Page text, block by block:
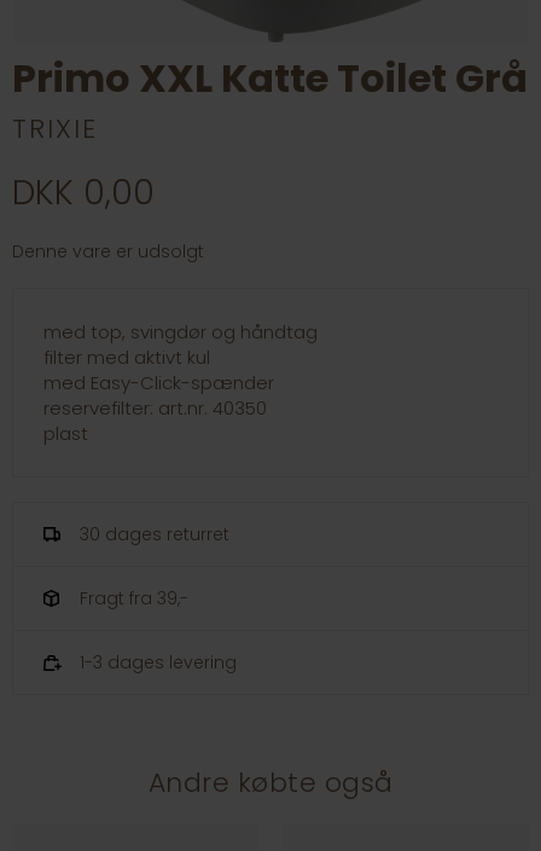
Primo XXL Katte Toilet Grå
TRIXIE
DKK 0,00
Denne vare er udsolgt
med top, svingdør og håndtag
filter med aktivt kul
med Easy-Click-spænder
reservefilter: art.nr. 40350
plast
30 dages returret
Fragt fra 39,-
1-3 dages levering
Andre købte også